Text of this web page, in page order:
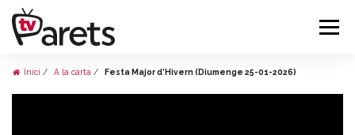
Inici A la carta Festa Major d’Hivern (Diumenge 25-01-2026)